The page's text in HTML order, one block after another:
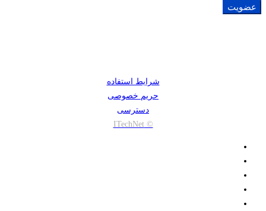
عضویت
شرایط استفاده
حریم خصوصی
دسترسی
© ITechNet